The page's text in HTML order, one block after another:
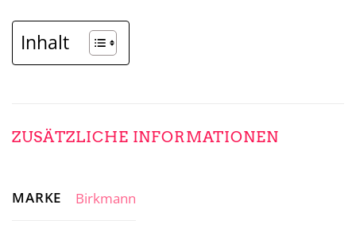
Inhalt
ZUSÄTZLICHE INFORMATIONEN
MARKE Birkmann